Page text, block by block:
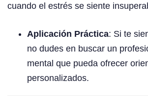
cuando el estrés se siente
Aplicación Práctica: Si te
no dudes en buscar un
mental que pueda ofrecer
personalizados.